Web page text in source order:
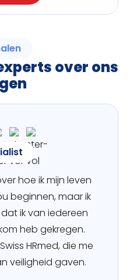
over ons
hoe ik mijn leven
beginnen, maar ik
ik van iedereen
heb gekregen.
HRmed, die me
veiligheid gaven.